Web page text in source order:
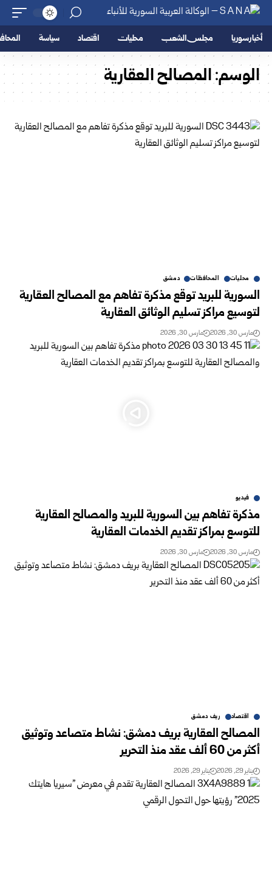
أخبار سوريا مجلس الشعب محليات اقتصاد سياسة
الوسم:المصالح العقارية
محليات المحافظات دمشق
السورية للبريد توقع مذكرة تفاهم مع المصالح العقارية
لتوسيع مراكز تسليم الوثائق العقارية
مارس 30, 2026 مارس 30, 2026
فيديو
مذكرة تفاهم بين السورية للبريد والمصالح العقارية
للتوسع بمراكز تقديم الخدمات العقارية
مارس 30, 2026 مارس 30, 2026
اقتصاد ريف دمشق
المصالح العقارية بريف دمشق: نشاط متصاعد وتوثيق
أكثر من 60 ألف عقد منذ التحرير
يناير 29, 2026 يناير 29, 2026